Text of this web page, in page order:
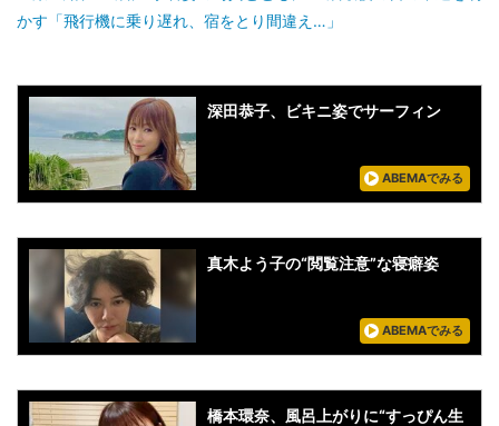
かす「飛行機に乗り遅れ、宿をとり間違え…」
深田恭子、ビキニ姿でサーフィン
ABEMAでみる
真木よう子の“閲覧注意”な寝癖姿
ABEMAでみる
橋本環奈、風呂上がりに“すっぴん生